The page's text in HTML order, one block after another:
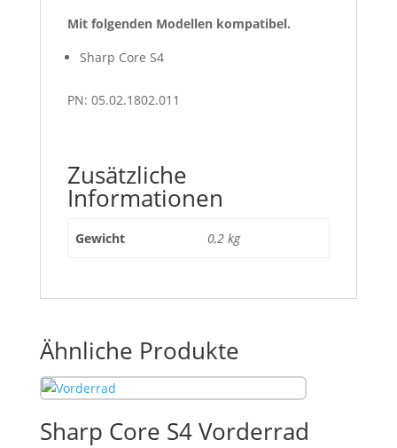
Mit folgenden Modellen kompatibel.
Sharp Core S4
PN: 05.02.1802.011
Zusätzliche
Informationen
Gewicht 0,2 kg
Ähnliche Produkte
Sharp Core S4 Vorderrad